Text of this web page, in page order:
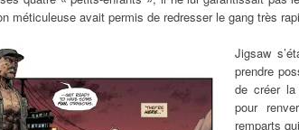
méticuleuse avait permis de redresser le gang très
Jigsaw
prendre
de créer la
pour
remparts